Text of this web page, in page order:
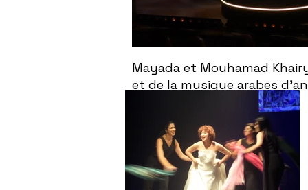
Mayada et Mouhamad
et de la musique arabes